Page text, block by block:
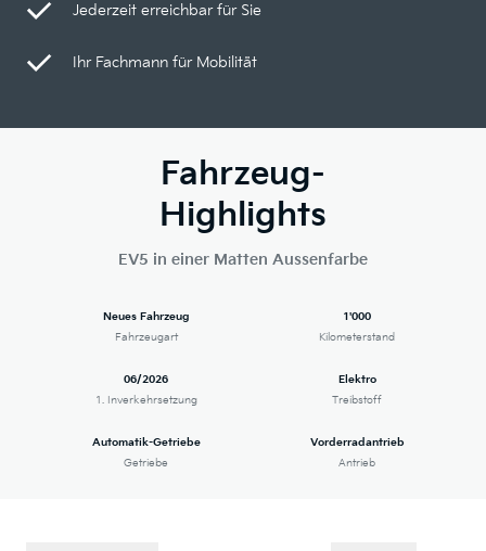
Jederzeit erreichbar für Sie
Ihr Fachmann für Mobilität
Fahrzeug-
Highlights
EV5 in einer Matten Aussenfarbe
Neues Fahrzeug
Fahrzeugart
1'000
Kilometerstand
06/2026
1. Inverkehrsetzung
Elektro
Treibstoff
Automatik-Getriebe
Getriebe
Vorderradantrieb
Antrieb